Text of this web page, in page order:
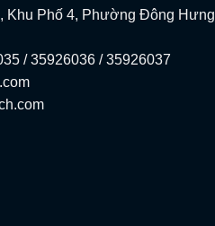
Khu Phố 4, Phường Đông Hưng
/ 35926036 / 35926037